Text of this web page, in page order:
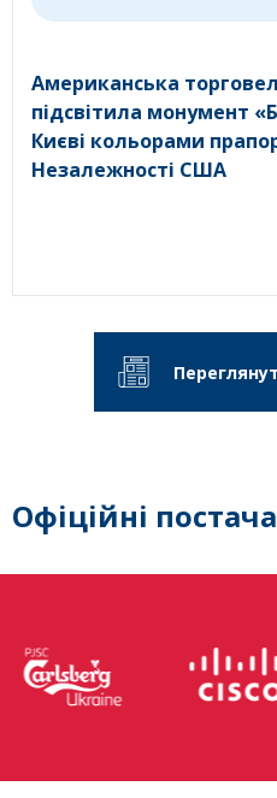
Американська
підсвітила монумент
Києві кольорами
Незалежності США
Офіційні